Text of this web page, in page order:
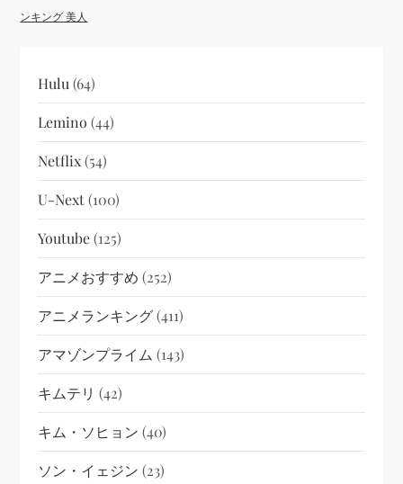
ンキング 美人
Hulu (64)
Lemino (44)
Netflix(54)
U-Next(100)
Youtube(125)
アニメおすすめ (252)
アニメランキング(411)
アマゾンプライム (143)
キムテリ (42)
キム・ソヒョン (40)
ソン・イェジン (23)